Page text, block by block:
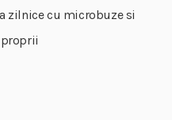
zilnice cu microbuze si